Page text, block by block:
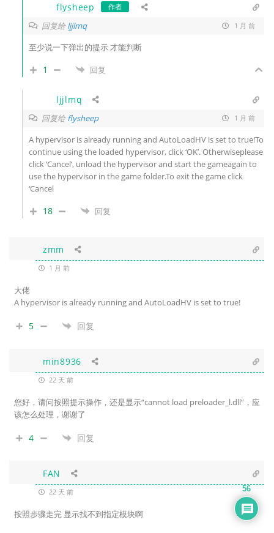
flysheep 作者
回复给ljjlmq 1 月 前
至少说一下弹出的提示 才能判断
1 回复
ljjlmq
回复给flysheep 1 月 前
A hypervisor is already running and AutoLoadHV is set to true!To
continue using the loaded hypervisor, click ‘OK’. Otherwiseplease
click ‘Cancel’, unload the hypervisor and start the gameagain to
use the hypervisor in the game folder.To exit the game click
‘Cancel
18 回复
zmm
1 月 前
大佬
A hypervisor is already running and AutoLoadHV is set to true!
5 回复
min8936
22 天 前
您好，请问按照提示操作，还是显示“cannot load preloader_l.dll”，应
该怎么处理，谢谢了
4 回复
FAN
22 天 前
按照步骤走完 显示找不到指定模块啊
56